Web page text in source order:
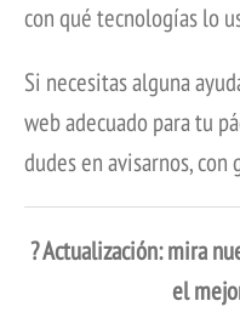
con qué tecnologías lo
Si necesitas alguna
web adecuado para tu
dudes en avisarnos,
? Actualización: mira
el